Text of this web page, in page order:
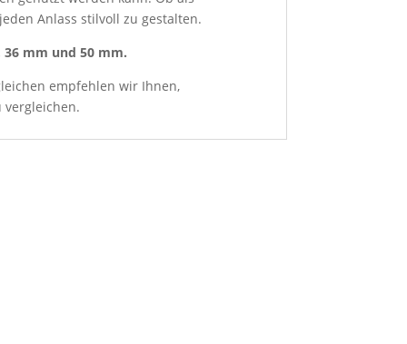
Anlass stilvoll zu gestalten.
mm und 50 mm.
empfehlen wir Ihnen,
vergleichen.